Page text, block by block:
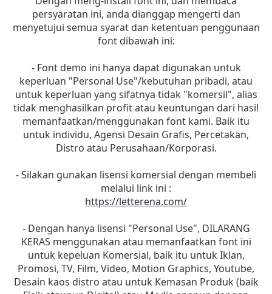
persyaratan ini, anda dianggap mengerti dan
menyetujui semua syarat dan ketentuan penggunaan
font dibawah ini:
- Font demo ini hanya dapat digunakan untuk
keperluan "Personal Use"/kebutuhan pribadi, atau
untuk keperluan yang sifatnya tidak "komersil", alias
tidak menghasilkan profit atau keuntungan dari hasil
memanfaatkan/menggunakan font kami. Baik itu
untuk individu, Agensi Desain Grafis, Percetakan,
Distro atau Perusahaan/Korporasi.
- Silakan gunakan lisensi komersial dengan membeli
melalui link ini :
https://letterena.com/
- Dengan hanya lisensi "Personal Use", DILARANG
KERAS menggunakan atau memanfaatkan font ini
untuk kepeluan Komersial, baik itu untuk Iklan,
Promosi, TV, Film, Video, Motion Graphics, Youtube,
Desain kaos distro atau untuk Kemasan Produk (baik